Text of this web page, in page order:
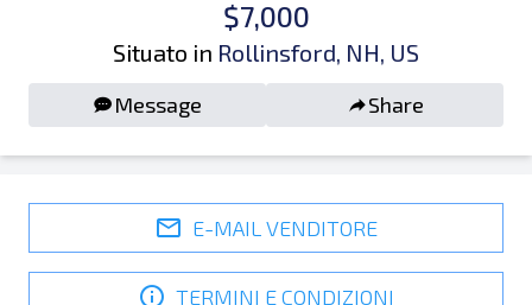
$7,000
Situato in Rollinsford, NH, US
Message Share
E-MAIL VENDITORE
TERMINI E CONDIZIONI